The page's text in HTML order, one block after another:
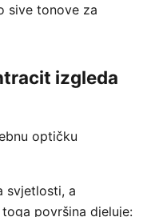
sive tonove za
izgleda
optičku
svjetlosti, a
površina djeluje: